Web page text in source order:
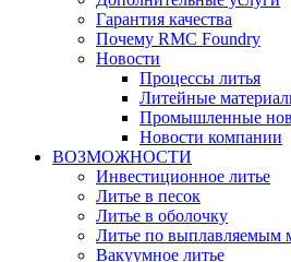
Гарантия качества
Почему RMC Foundry
Новости
Процессы литья
Литейные
Промышленные
Новости компании
ВОЗМОЖНОСТИ
Инвестиционное литье
Литье в песок
Литье в оболочку
Литье по выплавляемым
Вакуумное литье